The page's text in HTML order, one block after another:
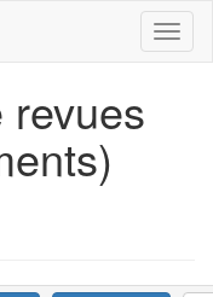
revues